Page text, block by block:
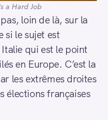
a Hard Job
loin de là, sur la
si le sujet est
qui est le point
en Europe. C’est la
les extrêmes droites
élections françaises